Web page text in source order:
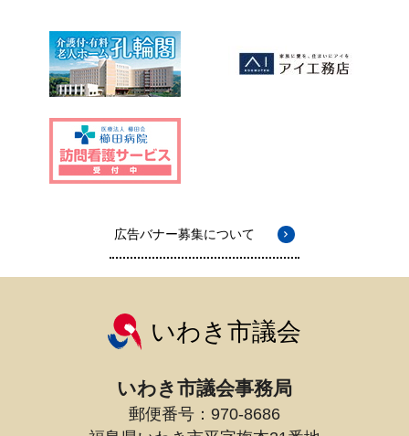
広告バナー募集について
いわき市議会
いわき市議会事務局
郵便番号：970-8686